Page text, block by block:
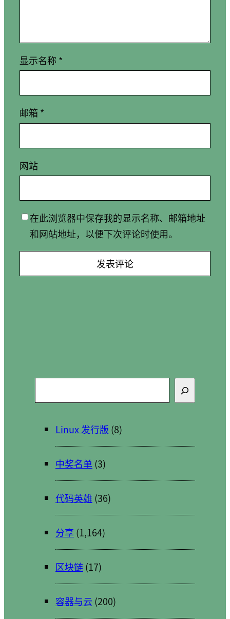
显示名称 *
邮箱 *
网站
在此浏览器中保存我的显示名称、邮箱地址
和网站地址，以便下次评论时使用。
索
Linux 发行版 (8)
中奖名单 (3)
代码英雄 (36)
分享 (1,164)
区块链(17)
容器与云 (200)